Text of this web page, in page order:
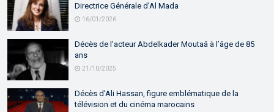
Directrice Générale d’Al Mada
16/01/2026
Décès de l’acteur Abdelkader Moutaâ à l’âge de 85
ans
21/10/2025
Décès d’Ali Hassan, figure emblématique de la
télévision et du cinéma marocains